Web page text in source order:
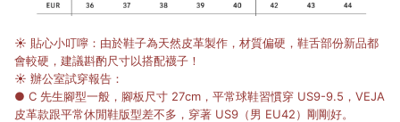
☀ 貼心小叮嚀： 由於鞋子為天然皮革製作，材質偏硬，鞋舌部份新品都
會較硬，建議斟酌尺寸以搭配襪子！
☀ 辦公室試穿報告：
● C 先生腳型一般，腳板尺寸 27cm，平常球鞋習慣穿 US9-9.5，VEJA
皮革款跟平常休閒鞋版型差不多，穿著 US9（男 EU42）剛剛好。